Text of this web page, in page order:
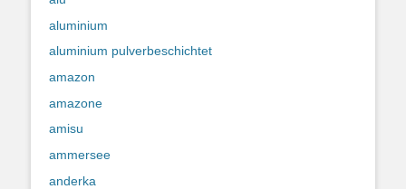
aluminium
aluminium pulverbeschichtet
amazon
amazone
amisu
ammersee
anderka